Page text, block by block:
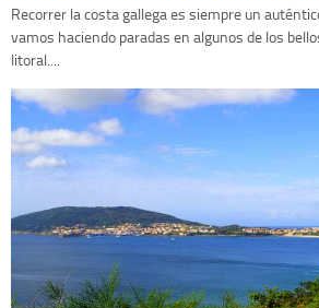
Recorrer la costa gallega es siempre un
vamos haciendo paradas en algunos de los
litoral....